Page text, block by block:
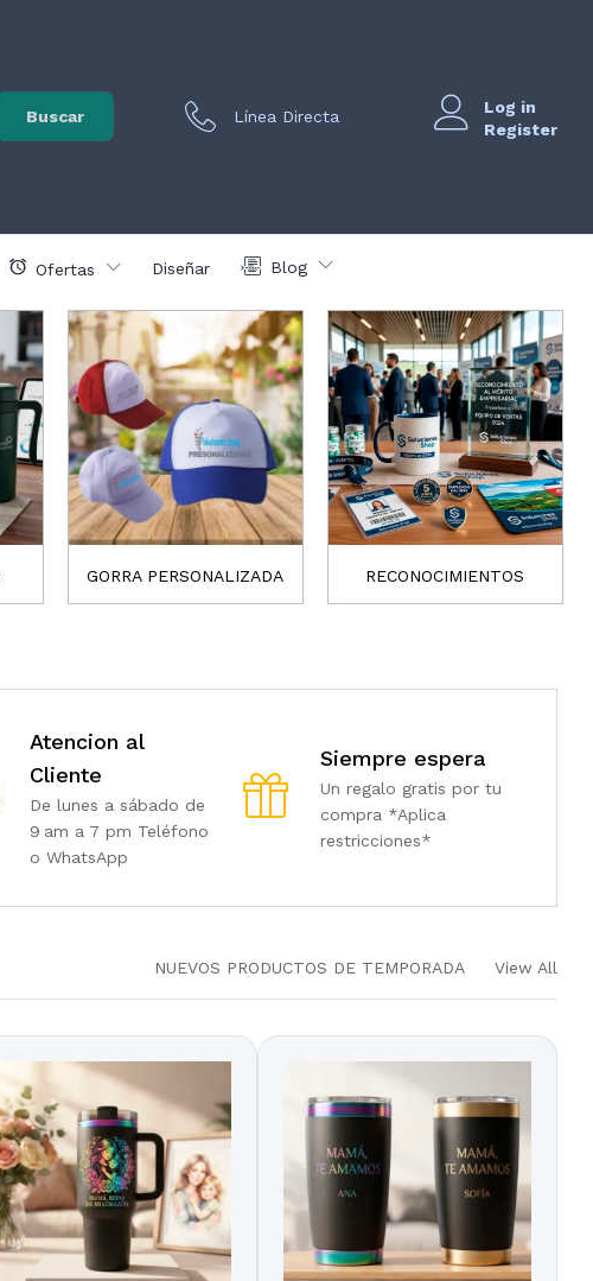
Buscar Línea Directa
Log in
Register
Ofertas Diseñar Blog
GORRA PERSONALIZADA RECONOCIMIENTOS
Atencion al
Cliente
De lunes a sábado de
9 am a 7 pm Teléfono
o WhatsApp
Siempre espera
Un regalo gratis por tu
compra *Aplica
restricciones*
NUEVOS PRODUCTOS DE TEMPORADA View All